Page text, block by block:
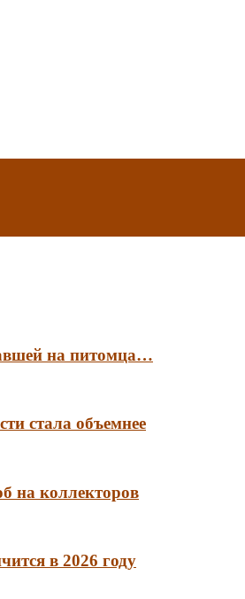
на питомца…
стала объемнее
на коллекторов
в 2026 году